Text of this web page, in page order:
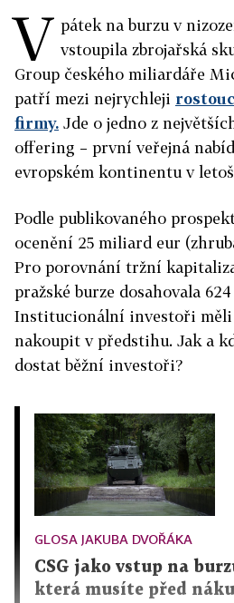
V pátek na burzu v
vstoupila zbrojařská
Group českého miliardáře
patří mezi nejrychleji
firmy. Jde o jedno z
offering – první veřejná
evropském kontinentu v
Podle publikovaného
ocenění 25 miliard eur
Pro porovnání tržní
pražské burze dosahovala
Institucionální investoři měli
nakoupit v předstihu. Jak a
dostat běžní investoři?
GLOSA JAKUBA DVOŘÁKA
CSG jako vstup na
která musíte před